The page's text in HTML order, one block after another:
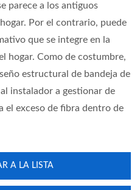
parece a los antiguos
Por el contrario, puede
que se integre en la
hogar. Como de costumbre,
estructural de bandeja de
instalador a gestionar de
el exceso de fibra dentro de
A LA LISTA